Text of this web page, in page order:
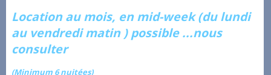
Location au mois, en mid-week (du lundi
au vendredi matin ) possible ...nous
consulter
(Minimum 6 nuitées)